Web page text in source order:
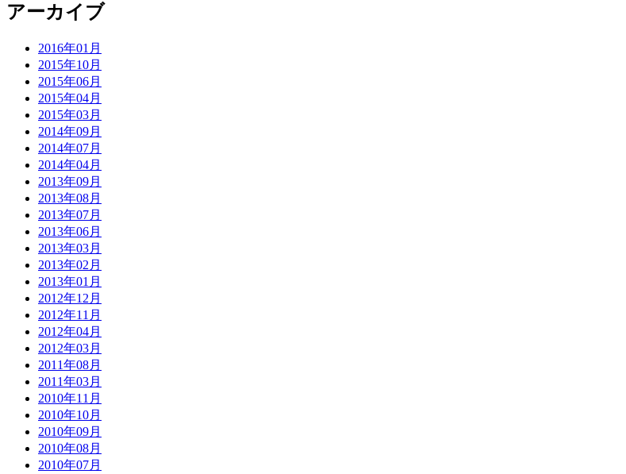
アーカイブ
2016年01月
2015年10月
2015年06月
2015年04月
2015年03月
2014年09月
2014年07月
2014年04月
2013年09月
2013年08月
2013年07月
2013年06月
2013年03月
2013年02月
2013年01月
2012年12月
2012年11月
2012年04月
2012年03月
2011年08月
2011年03月
2010年11月
2010年10月
2010年09月
2010年08月
2010年07月